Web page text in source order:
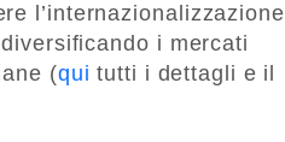
l’internazionalizzazione
i mercati
(qui tutti i dettagli e il